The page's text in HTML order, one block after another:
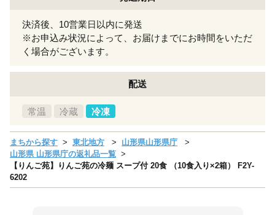
決済後、10営業日以内に発送
※お申込み状況によって、お届けまでにお時間をいただ
く場合がございます。
配送
常温 冷蔵 冷凍
まちから探す 東北地方
山形県山形県庁
山形県 山形県庁の返礼品一覧
【りんご苑】りんご苑の冷麺 スープ付 20食 （10食入り×2箱） F2Y-
6202